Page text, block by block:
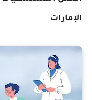
الإمارات